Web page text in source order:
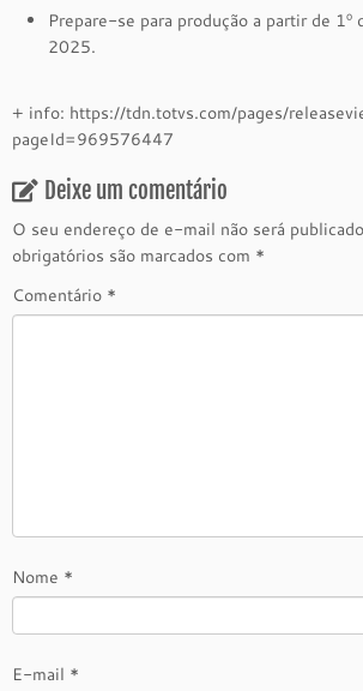
Prepare-se para produção a partir de 1º
2025.
+ info: https://tdn.totvs.com/pages/
pageId=969576447
Deixe um comentário
O seu endereço de e-mail não será
obrigatórios são marcados com *
Comentário *
Nome *
E-mail *